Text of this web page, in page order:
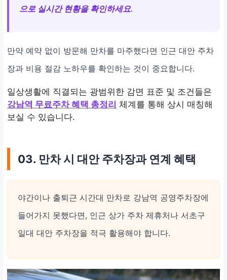
으로 실시간 현황을 확인하세요.
만약 예약 없이 방문해 만차를 마주했다면 인근 대안 주차
장과 비용 절감 노하우를 확인하는 것이 중요합니다.
일상생활에 직결되는 광범위한 감면 표준 및 조건들은
강남역 무료주차 혜택 총정리 체계를 통해 상시 매칭해
보실 수 있습니다.
03. 만차 시 대안 주차장과 연계 혜택
야간이나 출퇴근 시간대 만차로 강남역 공영주차장에
들어가지 못했다면, 인근 상가 주차 제휴처나 서초구
일대 대안 주차장을 적극 활용해야 합니다.